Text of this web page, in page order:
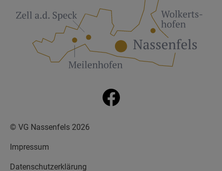
© VG Nassenfels 2026
Impressum
Datenschutzerklärung